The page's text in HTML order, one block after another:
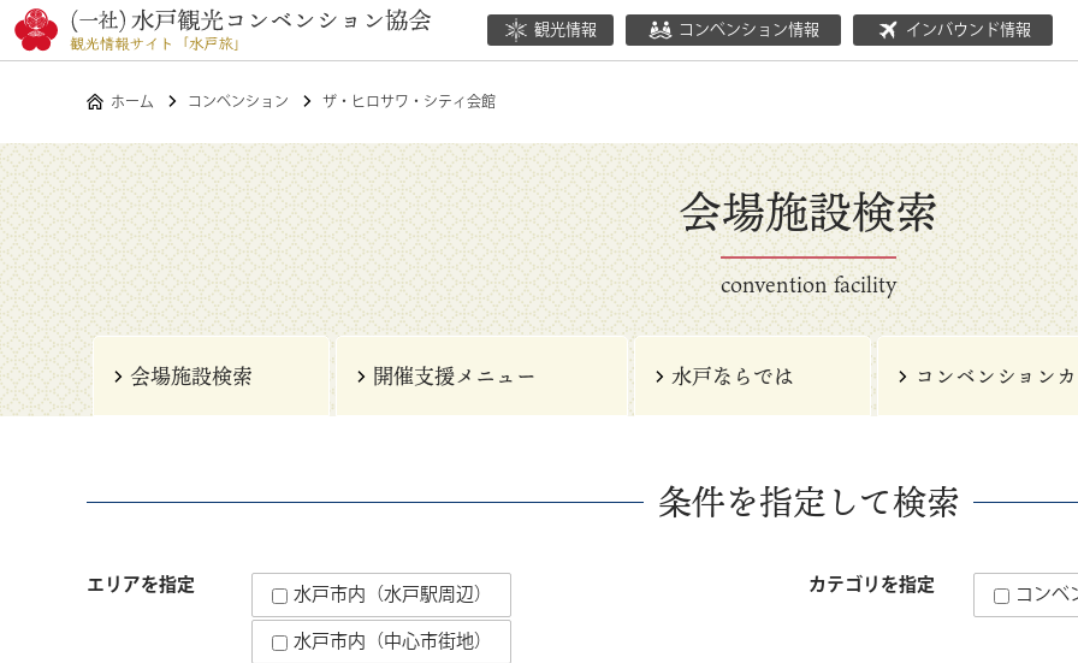
観光情報 コンベンション情報 インバウンド情報
ホーム コンベンション ザ・ヒロサワ・シティ会館
会場施設検索
convention facility
会場施設検索 開催支援メニュー 水戸ならでは コンベンション
条件を指定して検索
エリアを指定
水戸市内（水戸駅周辺）
水戸市内（中心市街地）
カテゴリを指定 コンベ